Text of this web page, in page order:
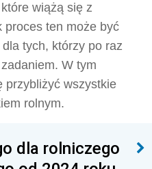
wiążą się z
proces ten może być
tych, którzy po raz
W tym
przybliżyć wszystkie
rolnym.
dla rolniczego